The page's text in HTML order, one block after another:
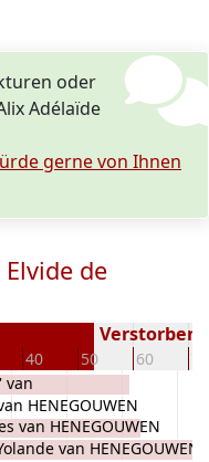
oder
Adélaïde
gerne von Ihnen
de
40 50 60 70
Verstorben
van
HENEGOUWEN
van HENEGOUWEN
van HENEGOUWEN